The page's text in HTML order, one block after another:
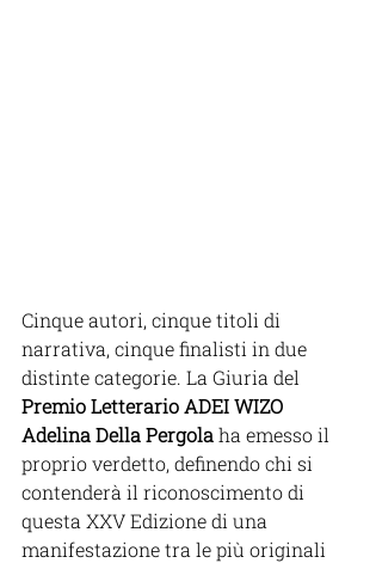
Cinque autori, cinque titoli di
narrativa, cinque finalisti in due
distinte categorie. La Giuria del
Premio Letterario ADEI WIZO
Adelina Della Pergola ha emesso il
proprio verdetto, definendo chi si
contenderà il riconoscimento di
questa XXV Edizione di una
manifestazione tra le più originali